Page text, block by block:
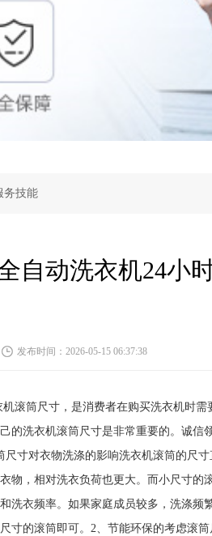
务技能
自动洗衣机24小
发布时间：2026-05-15 06:37:38
滚筒尺寸，是消费者在购买洗衣机时
的洗衣机滚筒尺寸是非常重要的。诚
尺寸对衣物洗涤的影响洗衣机滚筒的尺
物，相对洗衣负荷也更大。而小尺寸
洗衣频率。如果家庭成员较多，洗涤频
寸的滚筒即可。2、节能环保的考虑滚